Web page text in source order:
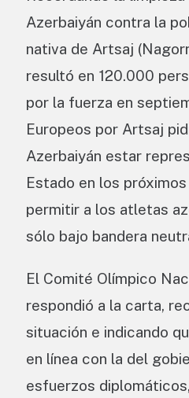
Azerbaiyán contra la
nativa de Artsaj
resultó en 120.000
por la fuerza en
Europeos por Artsaj
Azerbaiyán estar
Estado en los
permitir a los atletas
sólo bajo bandera
El Comité Olímpico
respondió a la carta,
situación e indicando
en línea con la del
esfuerzos